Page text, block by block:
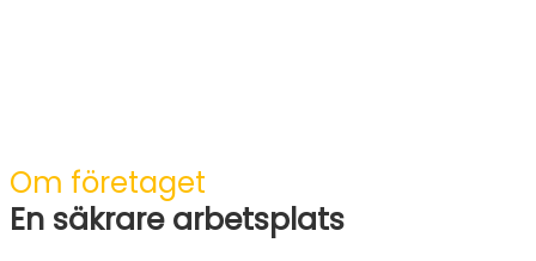
Om företaget
En säkrare arbetsplats